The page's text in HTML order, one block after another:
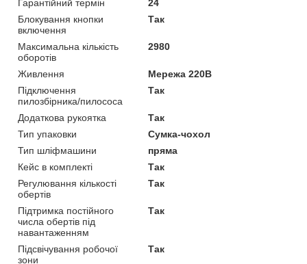
Гарантійний термін
24
Блокування кнопки
включення
Так
Максимальна кількість
оборотів
2980
Живлення
Мережа 220В
Підключення
пилозбірника/пилососа
Так
Додаткова рукоятка
Так
Тип упаковки
Сумка-чохол
Тип шліфмашини
пряма
Кейс в комплекті
Так
Регулювання кількості
обертів
Так
Підтримка постійного
числа обертів під
навантаженням
Так
Підсвічування робочої
зони
Так